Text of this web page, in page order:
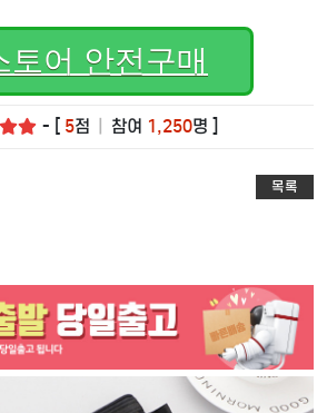
토어 안전구매
- [ 5점 참여 1,250명 ]
목록